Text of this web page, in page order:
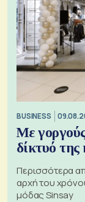
BUSINESS
Με γοργούς
δίκτυό
Περισσότερα
αρχή του
μόδας Sinsay